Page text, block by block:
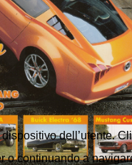
dell’utente.
continuando a